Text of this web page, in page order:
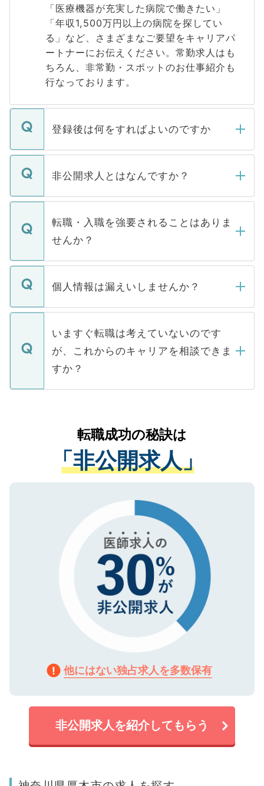
「医療機器が充実した病院で働きたい」
「年収1,500万円以上の病院を探してい
る」など、さまざまなご要望をキャリアパ
ートナーにお伝えください。常勤求人はも
ちろん、非常勤・スポットのお仕事紹介も
行なっております。
登録後は何をすればよいのですか
ご登録いただきましたら、弊社担当者がご
登録内容を確認し、その後メールもしくは
ます。通常、5営業日以内にはご連絡をせて
いただきますので、しばらくお待ちくださ
非公開求人とはなんですか？
マイナビDOCTORで取り扱っている求人の
うち約3割は、Webサイトからご覧いただ
けない「非公開求人」です。非公開求人は
下記の理由によって、一般には公開してい
ません。
■応募殺到を避けるため 人気のある医療機
関を公にしてしまうと、応募が殺到する場
に、医療機関が求める条件に合った人材の
みを人材紹介会社に依頼するケースが増え
ています。
転職・入職を強要されることはありま
せんか？
転職・入職を強要することは一切ありませ
ん。また、仮に応募先から内定をいただい
定を承諾する必要はありません。内定先へ
の辞退の連絡はキャリアパートナーが行い
個人情報は漏えいしませんか？
個人情報が漏えいすることはありませんの
で、ご安心ください。当サイトからの登録
などで収集したご登録者様の個人情報は、
ご本人のキャリアアップおよび転職活動の
支援を目的に使用いたします。お預かりし
ているすべての個人データはご本人の許可
は、個人情報の取り扱いについての厳密な
管理基準を満たした事業者のみに付与され
る、プライバシーマークを取得済みです。
で、機密保持に関してもご安心ください。
いますぐ転職は考えていないのです
が、これからのキャリアを相談できま
すか？
かがいして、現在の医療機関の状況や紹介
経験をまじえながら、適切なアドバイスを
させていただきます。すぐにご転職をされ
ない方には、長期的なサポートが可能です
ので、まずはご登録ください。
転職成功の秘訣は
「非公開求人」
他にはない独占求人を多数保有
非公開求人を紹介してもらう